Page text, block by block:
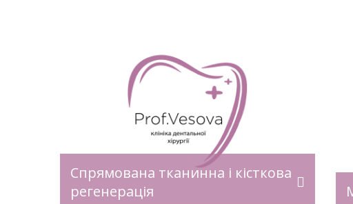
Спрямована тканинна і кісткова
регенерація
щільну структуру та світло-рожевий
колір. Але коли відбувається
розм’якшення та зменшення обсягу,
звичайно стоматологи діагностують
рецесію ясен. Під час рецесії оголюється
шийка зуба, а в більш складних
випадках – і корінь зуба. Підвищується
ризик утворення карієсу кореня, турбує
підвищена чутливість, але […]